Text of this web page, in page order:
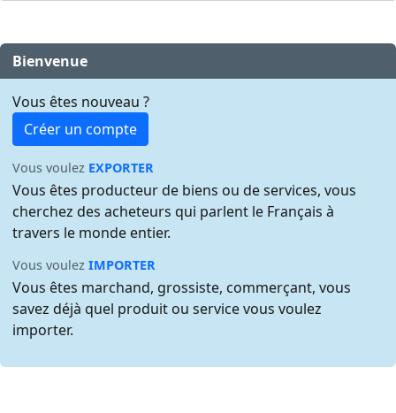
Bienvenue
Vous êtes nouveau ?
Créer un compte
Vous voulez EXPORTER
Vous êtes producteur de biens ou de services, vous
cherchez des acheteurs qui parlent le Français à
travers le monde entier.
Vous voulezIMPORTER
Vous êtes marchand, grossiste, commerçant, vous
savez déjà quel produit ou service vous voulez
importer.